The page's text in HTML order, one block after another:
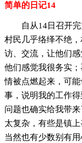
简单的日记14
自从14日召开完
村民几乎络绎不绝
访、交流，让他们
他们感觉我很务实
情被点燃起来，可
事，说明我的工作
问题也确实给我带
太复杂，有些是镇
当然也有少数别有